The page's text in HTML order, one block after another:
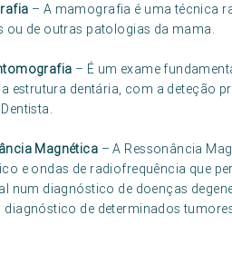
– A mamografia é uma técnica
ou de outras patologias da mama.
– É um exame
estrutura dentária, com a deteção
Magnética – A Ressonância
e ondas de radiofrequência que
num diagnóstico de doenças
de determinados